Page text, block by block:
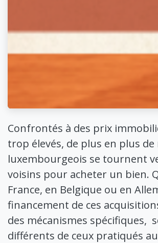
Confrontés à des prix
trop élevés, de plus en plus
luxembourgeois se tournent
voisins pour acheter un bien.
France, en Belgique ou en
financement de ces
des mécanismes spécifiques,
différents de ceux pratiqués